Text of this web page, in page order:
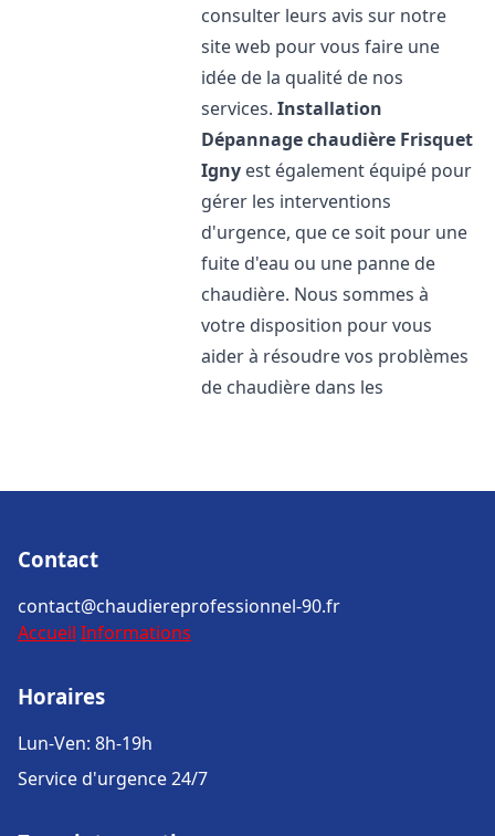
consulter leurs avis sur notre
site web pour vous faire une
idée de la qualité de nos
services.Installation
Dépannage chaudière Frisquet
Igny est également équipé pour
gérer les interventions
d'urgence, que ce soit pour une
fuite d'eau ou une panne de
chaudière. Nous sommes à
votre disposition pour vous
aider à résoudre vos problèmes
de chaudière dans les
Contact
contact@chaudiereprofessionnel-90.fr
Accueil Informations
Horaires
Lun-Ven: 8h-19h
Service d'urgence 24/7